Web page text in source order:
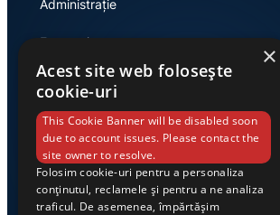
Administrație
Economie
Link-uri utile
Despre noi
×
Acest site web folosește
cookie-uri
This Cookie Banner will be disabled soon
due to account issues. Please contact the
site owner to resolve.
Folosim cookie-uri pentru a personaliza
conținutul, reclamele și pentru a ne analiza
traficul. De asemenea, împărtășim